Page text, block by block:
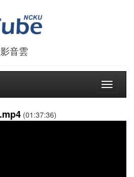
音雲
Toggle
(01:37:36)